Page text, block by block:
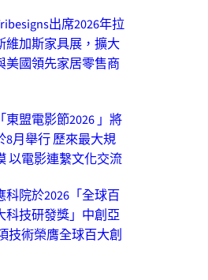
出席2026年拉
維加斯家具展，擴大
美國領先家居零售商
「東盟電影節2026 」將
8月舉行 歷來最大規
以電影連繫文化交流
科院於2026「全球百
科技研發獎」中創亞
技術榮膺全球百大創